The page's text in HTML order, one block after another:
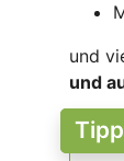
und
und
Tipp